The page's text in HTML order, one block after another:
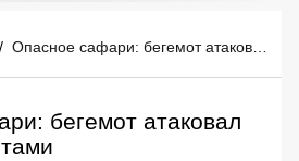
/ Опасное сафари: бегемот атаковал лодку с туристами
бегемот атаковал